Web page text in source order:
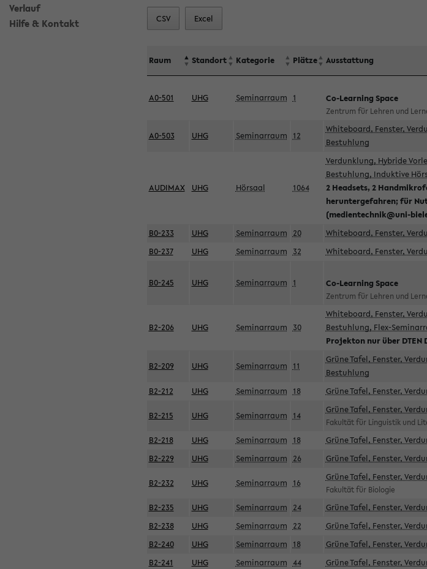
Verlauf
Hilfe & Kontakt
CSV Excel
Raum Standort Kategorie Plätze Ausstattung
A0-501 UHG Seminarraum 1 Co-Learning Space
Zentrum für Lehren und
A0-503 UHG Seminarraum 12
Whiteboard, Fenster,
Bestuhlung
AUDIMAX UHG Hörsaal 1064
Verdunklung, Hybride
Bestuhlung, Induktive
2 Headsets, 2
heruntergefahren; für
(medientechnik@uni-
B0-233 UHG Seminarraum 20 Whiteboard, Fenster,
B0-237
UHG Seminarraum 32 Whiteboard, Fenster,
B0-245 UHG Seminarraum 1 Co-Learning Space
Zentrum für Lehren und
B2-206 UHG Seminarraum 30
Whiteboard, Fenster,
Bestuhlung, Flex-
Projekton nur über DTEN
B2-209 UHG Seminarraum 11
Grüne Tafel, Fenster,
Bestuhlung
B2-212 UHG Seminarraum 18 Grüne Tafel, Fenster,
B2-215 UHG Seminarraum 14
Grüne Tafel, Fenster,
Fakultät für Linguistik und
B2-218 UHG Seminarraum 18 Grüne Tafel, Fenster,
B2-229
UHG Seminarraum 26 Grüne Tafel, Fenster,
B2-232 UHG Seminarraum 16
Grüne Tafel, Fenster,
Fakultät für Biologie
B2-235 UHG Seminarraum 24 Grüne Tafel, Fenster,
B2-238
UHG Seminarraum 22 Grüne Tafel, Fenster,
B2-240
UHG Seminarraum 18 Grüne Tafel, Fenster,
B2-241
UHG Seminarraum 44 Grüne Tafel, Fenster,